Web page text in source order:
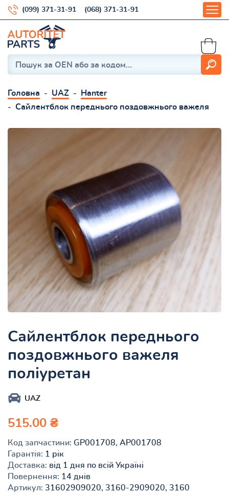
(099) 371-31-91 (068) 371-31-91
Головна UAZ
Hanter
Сайлентблок переднього поздовжнього важеля
Сайлентблок переднього
поздовжнього важеля
поліуретан
UAZ
515.00 ₴
Код запчастини: GP001708, AP001708
Гарантія: 1 рік
Доставка: від 1 дня по всій Україні
Повернення: 14 днів
Артикул: 31602909020, 3160-2909020, 3160